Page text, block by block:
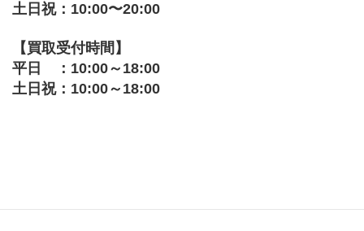
土日祝：10:00〜20:00
【買取受付時間】
平日　：10:00～18:00
土日祝：10:00～18:00